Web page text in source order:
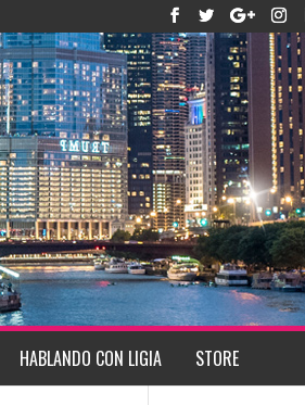
HABLANDO CON LIGIA STORE